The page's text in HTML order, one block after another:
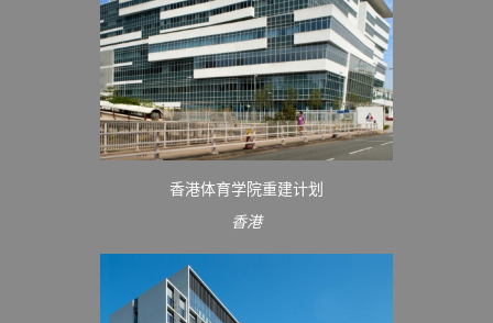
香港体育学院重建计划
香港